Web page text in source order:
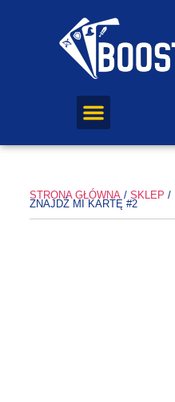
STRONA GŁÓWNA/ SKLEP /
ZNAJDŹ MI KARTĘ #2